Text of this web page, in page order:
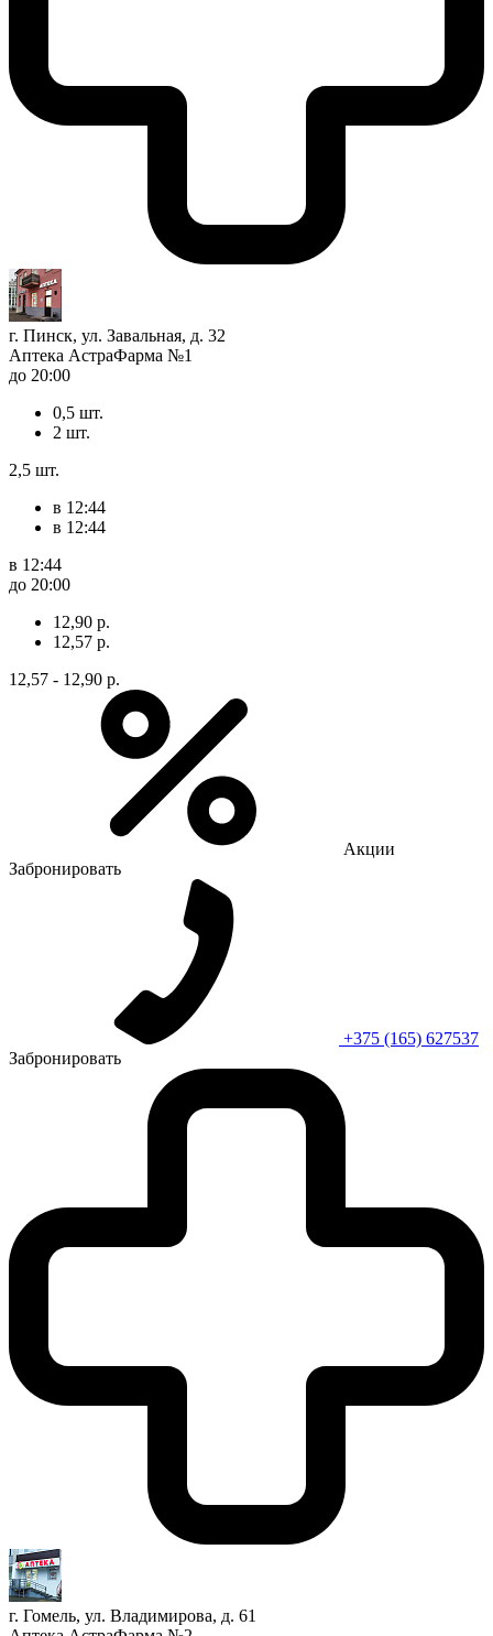
г. Пинск, ул. Завальная, д. 32
Аптека АстраФарма №1
до 20:00
0,5 шт.
2 шт.
2,5 шт.
в 12:44
в 12:44
в 12:44
до 20:00
12,90 р.
12,57 р.
12,57 - 12,90 р.
Акции
Забронировать
+375 (165) 627537
Забронировать
г. Гомель, ул. Владимирова, д. 61